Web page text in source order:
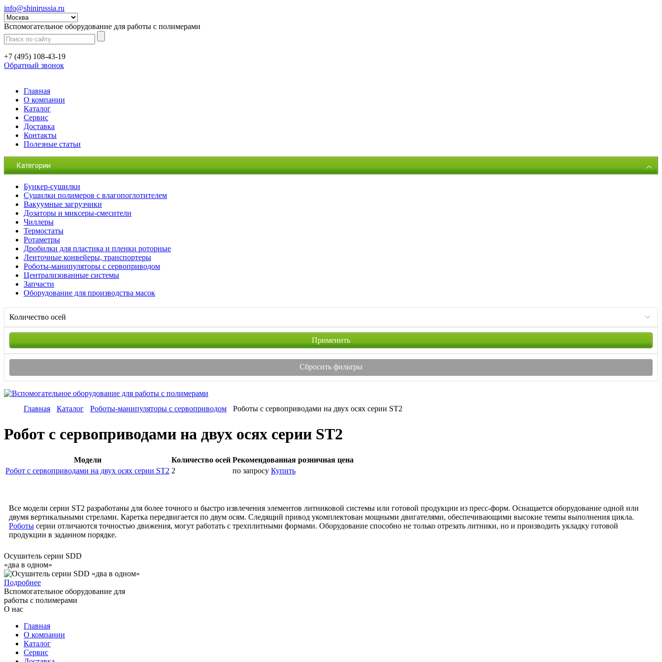
info@shinirussia.ru
Вспомогательное оборудование для работы с полимерами
+7 (495) 108-43-19
Обратный звонок
Главная
О компании
Каталог
Сервис
Доставка
Контакты
Полезные статьи
Категории
Бункер-сушилки
Сушилки полимеров с влагопоглотителем
Вакуумные загрузчики
Дозаторы и миксеры-смесители
Чиллеры
Термостаты
Ротаметры
Дробилки для пластика и пленки роторные
Ленточные конвейеры, транспортеры
Роботы-манипуляторы с сервоприводом
Централизованные системы
Запчасти
Оборудование для производства масок
Количество осей
Сбросить фильтры
Главная Каталог Роботы-манипуляторы с сервоприводом Роботы с сервоприводами на двух осях серии ST2
Робот с сервоприводами на двух осях серии ST2
Модели Количество осей Рекомендованная розничная цена
Робот с сервоприводами на двух осях серии ST2 2 по запросу Купить
Все модели серии ST2 разработаны для более точного и быстро извлечения элементов литниковой системы или готовой продукции из пресс-форм. Оснащается оборудование одной или
двумя вертикальными стрелами. Каретка передвигается по двум осям. Следящий привод укомплектован мощными двигателями, обеспечивающими высокие темпы выполнения цикла.
Роботы серии отличаются точностью движения, могут работать с трехплитными формами. Оборудование способно не только отрезать литники, но и производить укладку готовой
продукции в заданном порядке.
Осушитель серии SDD
«два в одном»
Подробнее
Вспомогательное оборудование для
работы с полимерами
О нас
Главная
О компании
Каталог
Сервис